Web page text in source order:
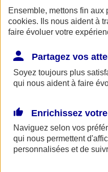
Soyez assuré en cas de panne
d'accident avec le véhicule de
avec votre matériel
Une assurance adaptée aux
Exemples : un
Ensemble, mettons fin
cookies. Ils nous aident à
faire évoluer votre
Partagez vos
Soyez toujours plus
qui nous aident à faire
Enrichissez
Naviguez selon vos
qui nous permettent
personnalisées et de